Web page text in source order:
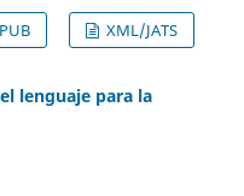
XML/JATS
lenguaje para la